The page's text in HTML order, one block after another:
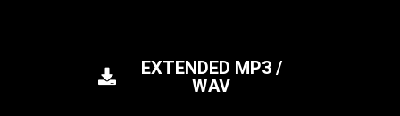
EXTENDED MP3 /
WAV